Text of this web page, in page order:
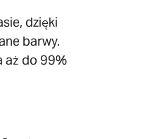
dzięki
barwy.
aż do 99%